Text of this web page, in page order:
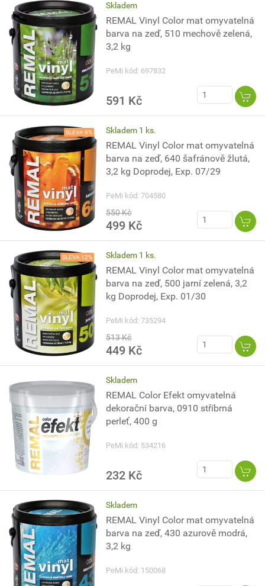
Skladem
REMAL Vinyl Color mat omyvatelná
barva na zeď, 510 mechově zelená,
3,2 kg
PeMi kód: 697832
591 Kč
SLEVA 9% Skladem 1 ks.
REMAL Vinyl Color mat omyvatelná
barva na zeď, 640 šafránově žlutá,
3,2 kg Doprodej, Exp. 07/29
PeMi kód: 704580
550 Kč
499 Kč
SLEVA 12% Skladem 1 ks.
REMAL Vinyl Color mat omyvatelná
barva na zeď, 500 jarní zelená, 3,2
kg Doprodej, Exp. 01/30
PeMi kód: 735294
513 Kč
449 Kč
Skladem
REMAL Color Efekt omyvatelná
dekorační barva, 0910 stříbrná
perleť, 400 g
PeMi kód: 534216
232 Kč
Skladem
REMAL Vinyl Color mat omyvatelná
barva na zeď, 430 azurově modrá,
3,2 kg
PeMi kód: 150068